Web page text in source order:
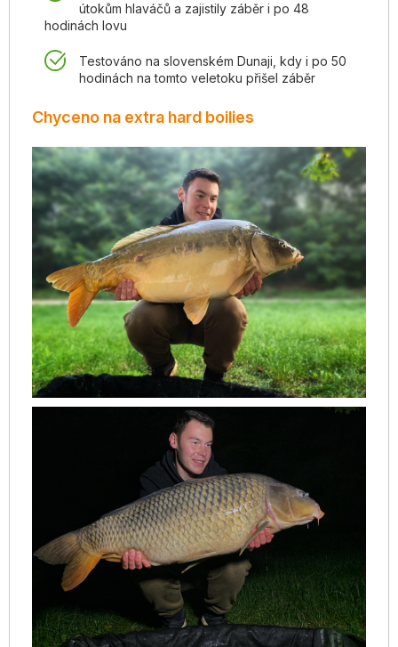
útokům hlaváčů a zajistily záběr i po 48
hodinách lovu
Testováno na slovenském Dunaji, kdy i po 50
hodinách na tomto veletoku přišel záběr
Chyceno na extra hard boilies